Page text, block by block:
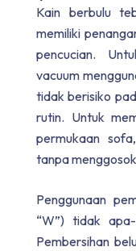
Kain berbulu
memiliki
pencucian.
vacuum
tidak berisiko
rutin. Untuk
permukaan
tanpa
Penggunaan
“W”) tidak
Pembersihan